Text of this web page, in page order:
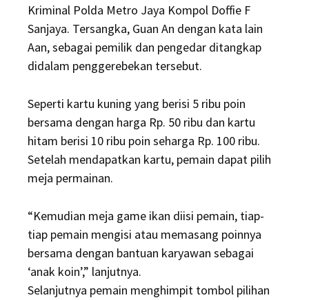
Kriminal Polda Metro Jaya Kompol Doffie F
Sanjaya. Tersangka, Guan An dengan kata lain
Aan, sebagai pemilik dan pengedar ditangkap
didalam penggerebekan tersebut.
Seperti kartu kuning yang berisi 5 ribu poin
bersama dengan harga Rp. 50 ribu dan kartu
hitam berisi 10 ribu poin seharga Rp. 100 ribu.
Setelah mendapatkan kartu, pemain dapat pilih
meja permainan.
“Kemudian meja game ikan diisi pemain, tiap-
tiap pemain mengisi atau memasang poinnya
bersama dengan bantuan karyawan sebagai
‘anak koin’,” lanjutnya.
Selanjutnya pemain menghimpit tombol pilihan